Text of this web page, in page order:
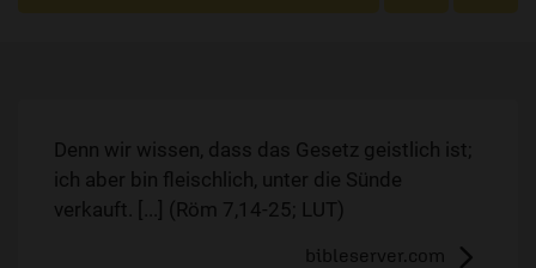
Denn wir wissen, dass das Gesetz geistlich ist;
ich aber bin fleischlich, unter die Sünde
verkauft. [...] (Röm 7,14-25; LUT)
bibleserver.com